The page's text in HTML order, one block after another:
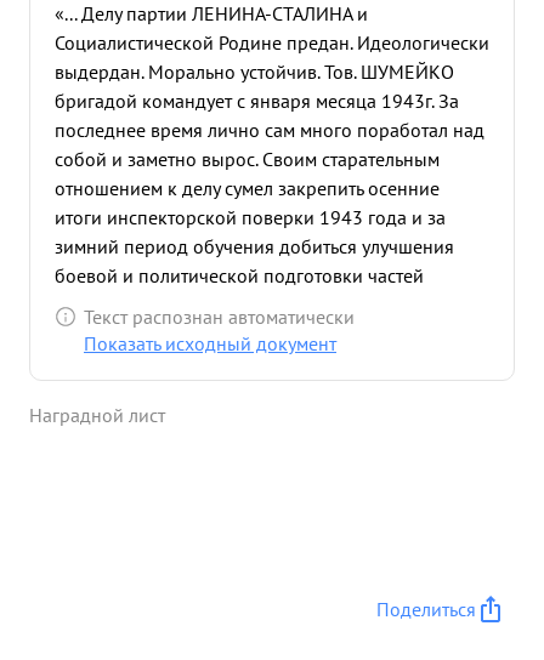
«... Делу партии ЛЕНИНА-СТАЛИНА и
Социалистической Родине предан. Идеологически
выдердан. Морально устойчив. Тов. ШУМЕЙКО
бригадой командует с января месяца 1943г. За
последнее время лично сам много поработал над
собой и заметно вырос. Своим старательным
отношением к делу сумел закрепить осенние
итоги инспекторской поверки 1943 года и за
зимний период обучения добиться улучшения
боевой и политической подготовки частей
бригады в результате чего бригада по всем видам
боевой и политической подготовки на весенней
энергичен, инициативен. В работе трудолюбив
июня 1944 года достоин представления к
Текст распознан автоматически
Показать исходный документ
Наградной лист
Поделиться